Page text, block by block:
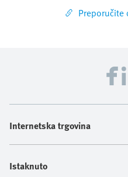
Preporučite
Internetska trgovina
Istaknuto